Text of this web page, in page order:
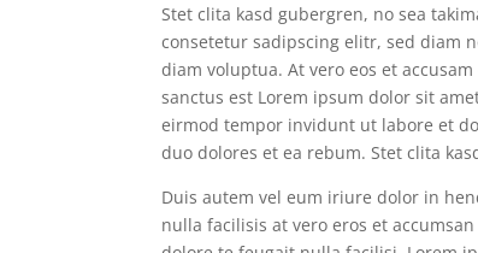
Stet clita kasd gubergren, no sea
consetetur sadipscing elitr, sed diam
diam voluptua. At vero eos et
sanctus est Lorem ipsum dolor sit
eirmod tempor invidunt ut labore et
duo dolores et ea rebum. Stet clita
Duis autem vel eum iriure dolor in
nulla facilisis at vero eros et